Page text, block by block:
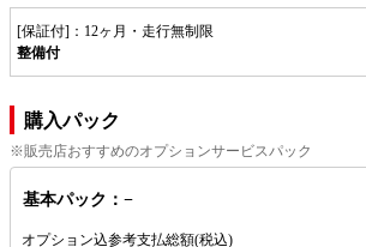
[保証付]：12ヶ月・走行無制限
整備付
購入パック
※販売店おすすめのオプションサービスパック
基本パック：−
オプション込参考支払総額(税込)